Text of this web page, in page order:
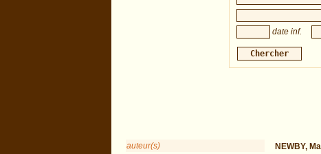
date inf.
auteur(s)
NEWBY,